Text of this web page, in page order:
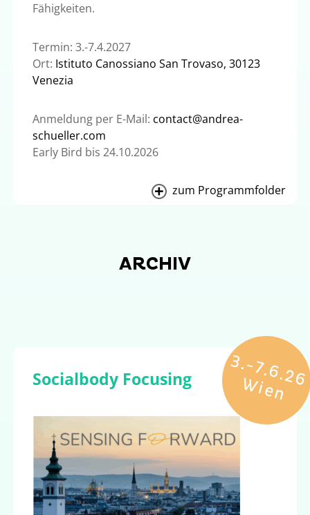
Fähigkeiten.
Termin: 3.-7.4.2027
Ort: Istituto Canossiano San Trovaso, 30123
Venezia
Anmeldung per E-Mail: contact@andrea-
schueller.com
Early Bird bis 24.10.2026
zum Programmfolder
ARCHIV
3
.-
7
.6
.2
6
W
i
e
n
Socialbody Focusing